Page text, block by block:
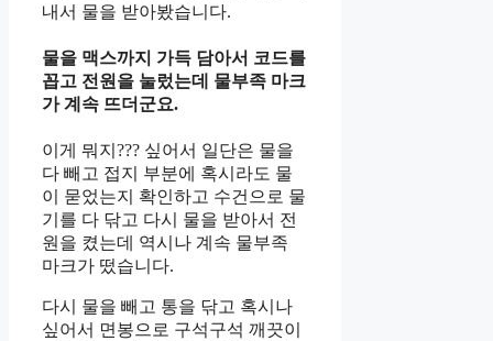
내서 물을 받아봤습니다.
물을 맥스까지 가득 담아서 코드를
꼽고 전원을 눌렀는데 물부족 마크
가 계속 뜨더군요.
이게 뭐지??? 싶어서 일단은 물을
다 빼고 접지 부분에 혹시라도 물
이 묻었는지 확인하고 수건으로 물
기를 다 닦고 다시 물을 받아서 전
원을 켰는데 역시나 계속 물부족
마크가 떴습니다.
다시 물을 빼고 통을 닦고 혹시나
싶어서 면봉으로 구석구석 깨끗이